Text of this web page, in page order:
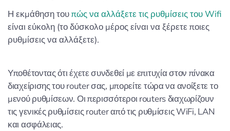
Η εκμάθηση τουπώς να αλλάξετε τις ρυθμίσεις του Wifi
είναι εύκολη (το δύσκολο μέρος είναι να ξέρετε ποιες
ρυθμίσεις να αλλάξετε).
Υποθέτοντας ότι έχετε συνδεθεί με επιτυχία στον πίνακα
διαχείρισης του router σας, μπορείτε τώρα να ανοίξετε το
μενού ρυθμίσεων. Οι περισσότεροι routers διαχωρίζουν
τις γενικές ρυθμίσεις router από τις ρυθμίσεις WiFi, LAN
και ασφάλειας.